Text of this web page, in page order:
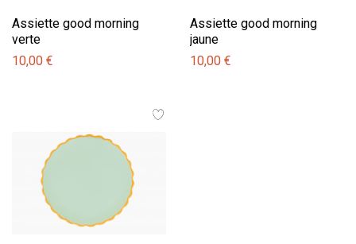
Assiette good morning
verte
10,00 €
Assiette good morning
jaune
10,00 €